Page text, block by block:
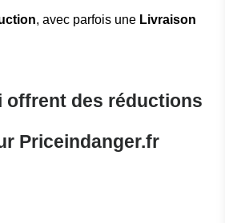
, avec parfois une Livraison
offrent des réductions
Priceindanger.fr